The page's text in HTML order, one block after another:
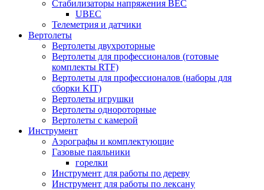
Стабилизаторы напряжения BEC
UBEC
Телеметрия и датчики
Вертолеты
Вертолеты двухроторные
Вертолеты для профессионалов (готовые
комплекты RTF)
Вертолеты для профессионалов (наборы для
сборки KIT)
Вертолеты игрушки
Вертолеты однороторные
Вертолеты с камерой
Инструмент
Аэрографы и комплектующие
Газовые паяльники
горелки
Инструмент для работы по дереву
Инструмент для работы по лексану